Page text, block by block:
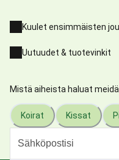
Kuulet ensimmäisten
Uutuudet & tuotevinkit
Mistä aiheista haluat
Koirat Kissat